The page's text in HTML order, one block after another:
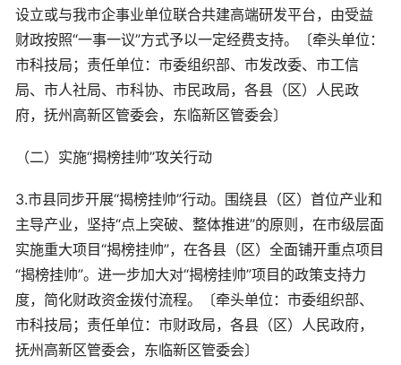
设立或与我市企事业单位联合共建高端研发平台，由受益
财政按照“一事一议”方式予以一定经费支持。〔牵头单位：
市科技局；责任单位：市委组织部、市发改委、市工信
局、市人社局、市科协、市民政局，各县（区）人民政
府，抚州高新区管委会，东临新区管委会〕
（二）实施“揭榜挂帅”攻关行动
3.市县同步开展“揭榜挂帅”行动。围绕县（区）首位产业和
主导产业，坚持“点上突破、整体推进”的原则，在市级层面
实施重大项目“揭榜挂帅”，在各县（区）全面铺开重点项目
“揭榜挂帅”。进一步加大对“揭榜挂帅”项目的政策支持力
度，简化财政资金拨付流程。〔牵头单位：市委组织部、
市科技局；责任单位：市财政局，各县（区）人民政府，
抚州高新区管委会，东临新区管委会〕